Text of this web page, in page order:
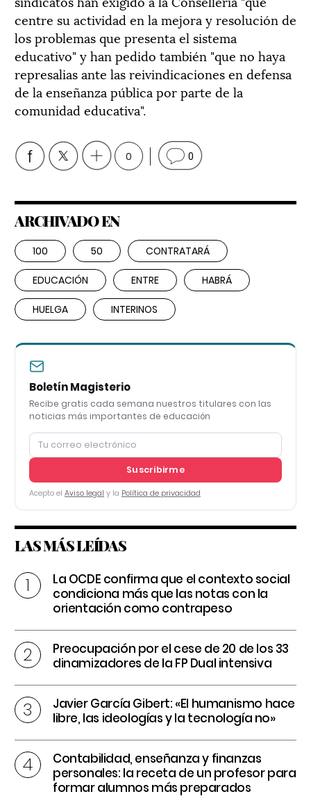
centre su actividad en la mejora y resolución de
los problemas que presenta el sistema
educativo" y han pedido también "que no haya
represalias ante las reivindicaciones en defensa
de la enseñanza pública por parte de la
comunidad educativa".
0 0
ARCHIVADO EN
100 50 CONTRATARÁ
EDUCACIÓN ENTRE HABRÁ
HUELGA INTERINOS
Boletín Magisterio
Recibe gratis cada semana nuestros titulares con las
noticias más importantes de educación
Suscribirme
Acepto el Aviso legal y la Política de privacidad
LAS MÁS LEÍDAS
La OCDE confirma que el contexto social
condiciona más que las notas con la
orientación como contrapeso
Preocupación por el cese de 20 de los 33
dinamizadores de la FP Dual intensiva
Javier García Gibert: «El humanismo hace
libre, las ideologías y la tecnología no»
Contabilidad, enseñanza y finanzas
personales: la receta de un profesor para
formar alumnos más preparados